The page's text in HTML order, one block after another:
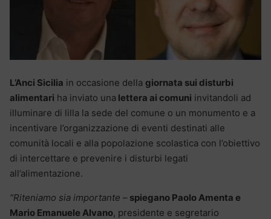
L’Anci Sicilia in occasione della giornata sui disturbi
alimentari ha inviato una lettera ai comuni invitandoli ad
illuminare di lilla la sede del comune o un monumento e a
incentivare l’organizzazione di eventi destinati alle
comunità locali e alla popolazione scolastica con l’obiettivo
di intercettare e prevenire i disturbi legati
all’alimentazione.
“Riteniamo sia importante – spiegano Paolo Amenta e
Mario Emanuele Alvano, presidente e segretario